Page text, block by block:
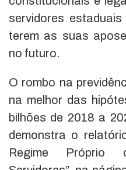
servidores
terem as suas
no futuro.
O rombo na
na melhor das
bilhões de 2018 a
demonstra o
Regime Próprio